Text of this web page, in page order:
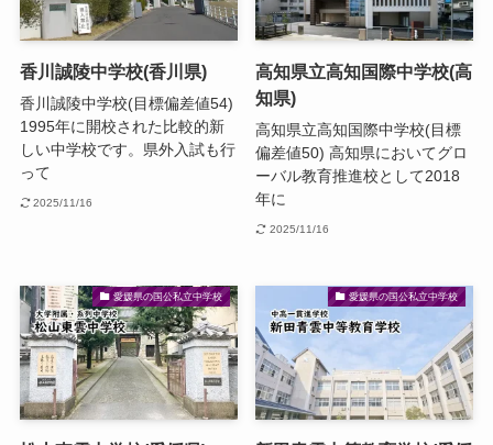
香川誠陵中学校(香川県)
香川誠陵中学校(目標偏差値54)
1995年に開校された比較的新
しい中学校です。県外入試も行
って
2025/11/16
高知県立高知国際中学校(高
知県)
高知県立高知国際中学校(目標
偏差値50) 高知県においてグロ
ーバル教育推進校として2018
年に
2025/11/16
愛媛県の国公私立中学校 愛媛県の国公私立中学校